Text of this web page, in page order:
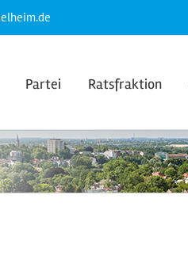
Partei Ratsfraktion